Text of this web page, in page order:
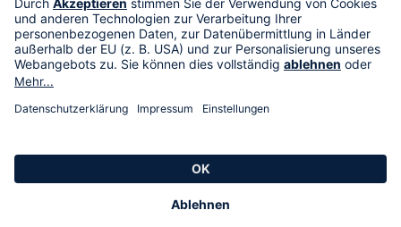
HSE International